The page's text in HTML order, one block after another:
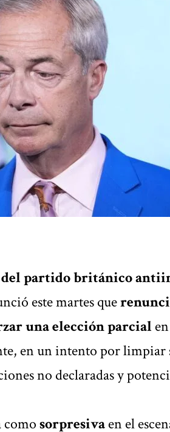
partidobritánico
este martes que
una elección parcial
en un intento por limpiar
no declaradas y
comosorpresivaen el